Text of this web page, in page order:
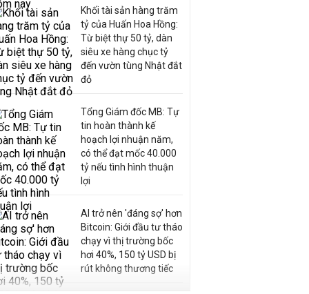
Khối tài sản hàng trăm
tỷ của Huấn Hoa Hồng:
Từ biệt thự 50 tỷ, dàn
siêu xe hàng chục tỷ
đến vườn tùng Nhật đắt
đỏ
Tổng Giám đốc MB: Tự
tin hoàn thành kế
hoạch lợi nhuận năm,
có thể đạt mốc 40.000
tỷ nếu tình hình thuận
lợi
AI trở nên 'đáng sợ' hơn
Bitcoin: Giới đầu tư tháo
chạy vì thị trường bốc
hơi 40%, 150 tỷ USD bị
rút không thương tiếc